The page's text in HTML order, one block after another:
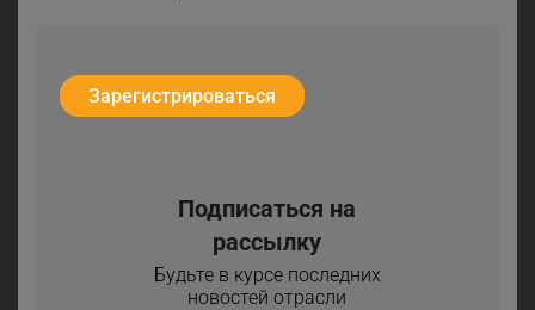
Подписаться на
рассылку
Будьте в курсе последних
новостей отрасли
Зарегистрироваться